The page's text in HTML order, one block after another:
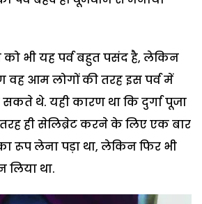
को भी यह पर्व बहुत पसंद है, लेकिन
आम लोगों की तरह इस पर्व में
सकते थे. यही कारण था कि दुर्गा पूजा
ही सेलिब्रेट करने के लिए एक बार
रूप लेना पड़ा था, लेकिन फिर भी
लिया था.